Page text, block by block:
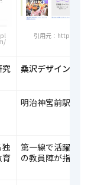
引用元：https://
究
桑沢デザイン研究
明治神宮前駅より
育
第一線で活躍する
の教員陣が指導